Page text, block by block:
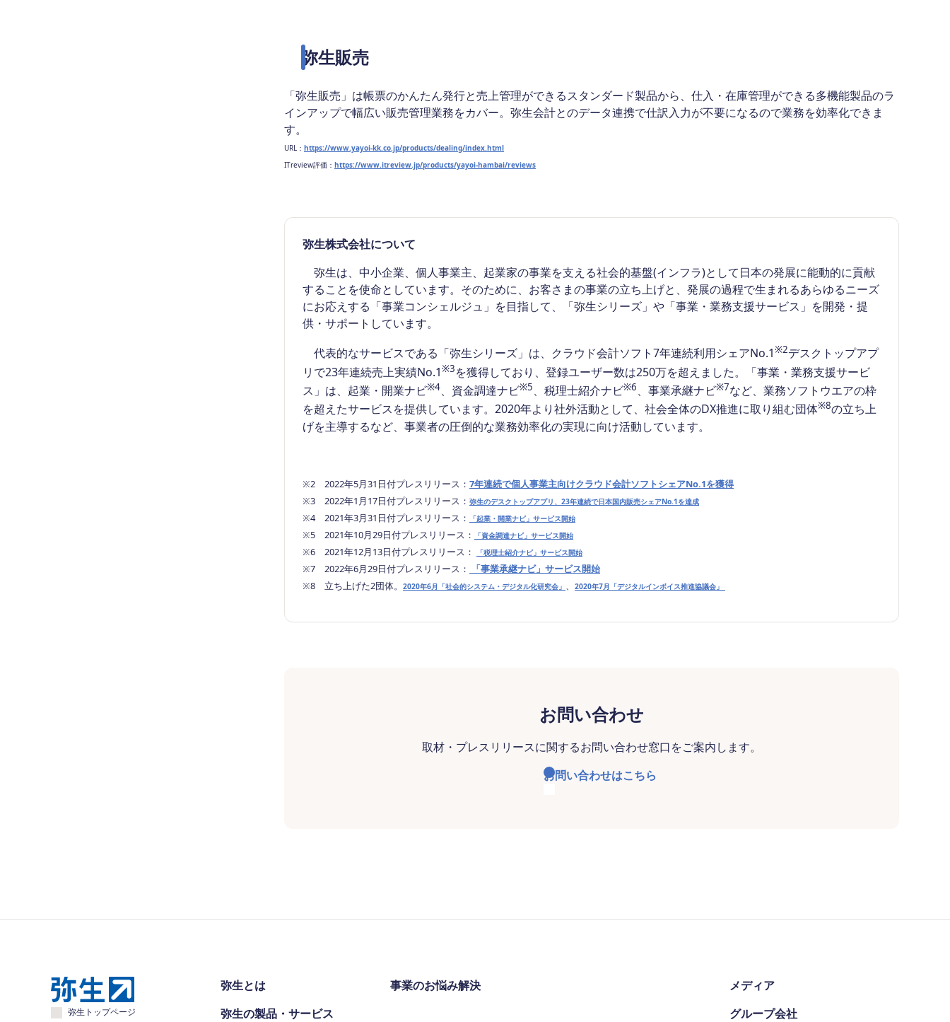
弥生販売
「弥生販売」は帳票のかんたん発行と売上管理ができるスタンダード製品から、仕入・在庫管理ができる多機能製品のラ
インアップで幅広い販売管理業務をカバー。弥生会計とのデータ連携で仕訳入力が不要になるので業務を効率化できま
す。
URL： https://www.yayoi-kk.co.jp/products/dealing/index.html
ITreview評価： https://www.itreview.jp/products/yayoi-hambai/reviews
弥生株式会社について
弥生は、中小企業、個人事業主、起業家の事業を支える社会的基盤(インフラ)として日本の発展に能動的に貢献
することを使命としています。そのために、お客さまの事業の立ち上げと、発展の過程で生まれるあらゆるニーズ
にお応えする「事業コンシェルジュ」を目指して、「弥生シリーズ」や「事業・業務支援サービス」を開発・提
供・サポートしています。
代表的なサービスである「弥生シリーズ」は、クラウド会計ソフト7年連続利用シェアNo.1※2デスクトップアプ
リで23年連続売上実績No.1※3を獲得しており、登録ユーザー数は250万を超えました。「事業・業務支援サービ
ス」は、起業・開業ナビ※4、資金調達ナビ※5、税理士紹介ナビ※6、事業承継ナビ※7など、業務ソフトウエアの枠
を超えたサービスを提供しています。2020年より社外活動として、社会全体のDX推進に取り組む団体※8の立ち上
げを主導するなど、事業者の圧倒的な業務効率化の実現に向け活動しています。
※2 2022年5月31日付プレスリリース： 7年連続で個人事業主向けクラウド会計ソフトシェアNo.1を獲得
※3 2022年1月17日付プレスリリース： 弥生のデスクトップアプリ、23年連続で日本国内販売シェアNo.1を達成
※4 2021年3月31日付プレスリリース： 「起業・開業ナビ」サービス開始
※5 2021年10月29日付プレスリリース： 「資金調達ナビ」サービス開始
※6 2021年12月13日付プレスリリース： 「税理士紹介ナビ」サービス開始
※7 2022年6月29日付プレスリリース：
「事業承継ナビ」サービス開始
※8 立ち上げた2団体。
2020年6月「社会的システム・デジタル化研究会」 、 2020年7月「デジタルインボイス推進協議会」
お問い合わせ
取材・プレスリリースに関するお問い合わせ窓口をご案内します。
お問い合わせはこちら
弥生トップページ
弥生とは
弥生の製品・サービス
事業のお悩み解決
メディア
グループ会社